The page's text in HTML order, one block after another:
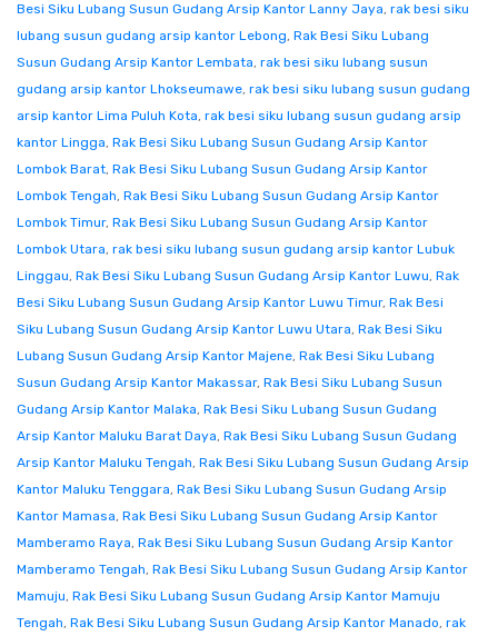
Besi Siku Lubang Susun Gudang Arsip Kantor Lanny Jaya, rak besi siku
lubang susun gudang arsip kantor Lebong, Rak Besi Siku Lubang
Susun Gudang Arsip Kantor Lembata, rak besi siku lubang susun
gudang arsip kantor Lhokseumawe, rak besi siku lubang susun gudang
arsip kantor Lima Puluh Kota, rak besi siku lubang susun gudang arsip
kantor Lingga, Rak Besi Siku Lubang Susun Gudang Arsip Kantor
Lombok Barat, Rak Besi Siku Lubang Susun Gudang Arsip Kantor
Lombok Tengah, Rak Besi Siku Lubang Susun Gudang Arsip Kantor
Lombok Timur, Rak Besi Siku Lubang Susun Gudang Arsip Kantor
Lombok Utara, rak besi siku lubang susun gudang arsip kantor Lubuk
Linggau, Rak Besi Siku Lubang Susun Gudang Arsip Kantor Luwu, Rak
Besi Siku Lubang Susun Gudang Arsip Kantor Luwu Timur, Rak Besi
Siku Lubang Susun Gudang Arsip Kantor Luwu Utara, Rak Besi Siku
Lubang Susun Gudang Arsip Kantor Majene, Rak Besi Siku Lubang
Susun Gudang Arsip Kantor Makassar, Rak Besi Siku Lubang Susun
Gudang Arsip Kantor Malaka, Rak Besi Siku Lubang Susun Gudang
Arsip Kantor Maluku Barat Daya, Rak Besi Siku Lubang Susun Gudang
Arsip Kantor Maluku Tengah, Rak Besi Siku Lubang Susun Gudang Arsip
Kantor Maluku Tenggara, Rak Besi Siku Lubang Susun Gudang Arsip
Kantor Mamasa, Rak Besi Siku Lubang Susun Gudang Arsip Kantor
Mamberamo Raya, Rak Besi Siku Lubang Susun Gudang Arsip Kantor
Mamberamo Tengah, Rak Besi Siku Lubang Susun Gudang Arsip Kantor
Mamuju, Rak Besi Siku Lubang Susun Gudang Arsip Kantor Mamuju
Tengah, Rak Besi Siku Lubang Susun Gudang Arsip Kantor Manado, rak